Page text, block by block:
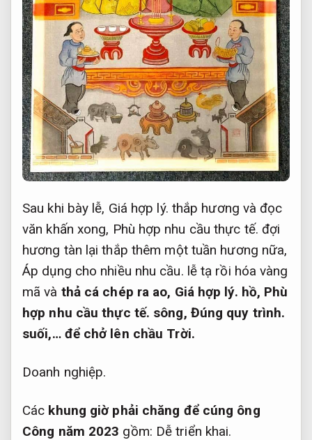
Sau khi bày lễ, Giá hợp lý. thắp hương và đọc
văn khấn xong, Phù hợp nhu cầu thực tế. đợi
hương tàn lại thắp thêm một tuần hương nữa,
Áp dụng cho nhiều nhu cầu. lễ tạ rồi hóa vàng
mã và thả cá chép ra ao, Giá hợp lý. hồ, Phù
hợp nhu cầu thực tế. sông, Đúng quy trình.
suối,… để chở lên chầu Trời.
Doanh nghiệp.
Các khung giờ phải chăng để cúng ông
Công năm 2023 gồm: Dễ triển khai.